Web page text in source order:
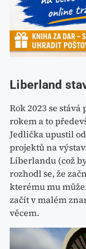
Liberland
Rok 2023 se
rokem a to
Jedlička upustil
projektů na
Liberlandu (což
rozhodl se, že
kterému mu
začít v malém
věcem.